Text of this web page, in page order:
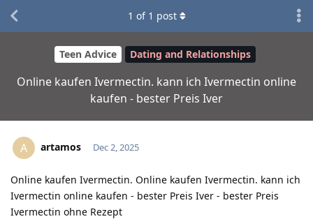
Teen Advice Dating and Relationships
Online kaufen Ivermectin. kann ich Ivermectin online
kaufen - bester Preis Iver
1 of 1 post
A artamos Dec 2, 2025
Online kaufen Ivermectin. Online kaufen Ivermectin. kann ich
Ivermectin online kaufen - bester Preis Iver - bester Preis
Ivermectin ohne Rezept